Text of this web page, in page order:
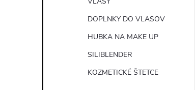
DOPLNKY DO VLASOV
HUBKA NA MAKE UP
SILIBLENDER
KOZMETICKÉ ŠTETCE